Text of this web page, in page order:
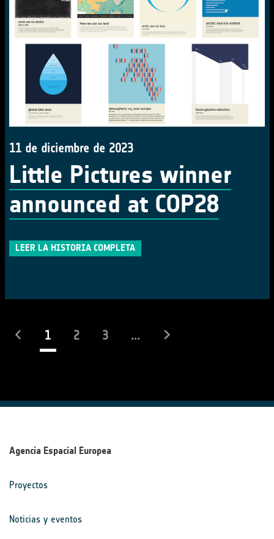
11 de diciembre de 2023
Little Pictures winner
announced at COP28
LEER LA HISTORIA COMPLETA
1(actual)
2 3 ...
Agencia Espacial Europea
Proyectos
Noticias y eventos